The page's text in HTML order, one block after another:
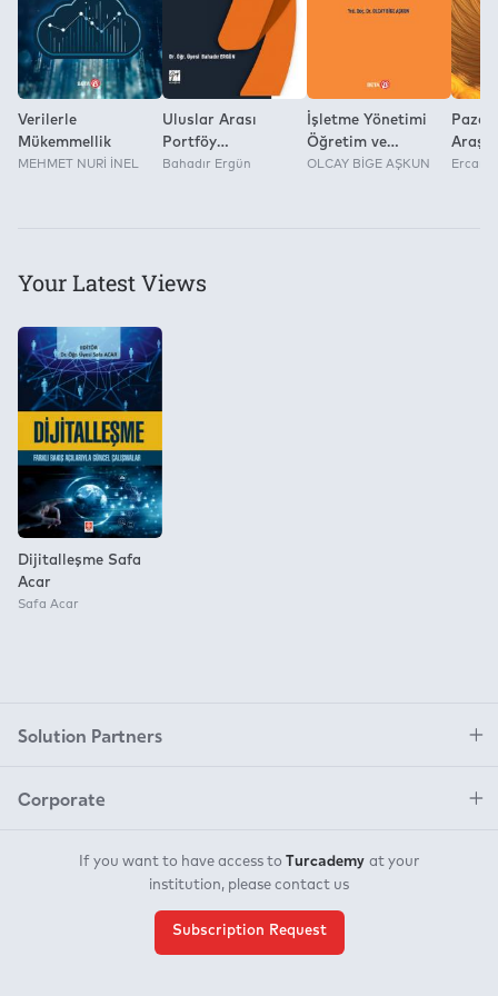
Verilerle
Mükemmellik
MEHMET NURİ İNEL
Uluslar Arası
Portföy
Çeşitlendirmesi
Bahadır Ergün
İşletme Yönetimi
Öğretim ve
Eğitiminde Örnek
OLCAY BİGE AŞKUN Ercan
Your Latest Views
Dijitalleşme Safa
Acar
Safa Acar
Solution Partners
Corporate
If you want to have access to Turcademy at your
institution, please contact us
Subscription Request